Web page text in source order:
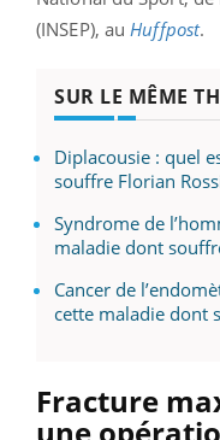
(INSEP), au Huffpost.
SUR LE MÊME
Diplacousie : quel
souffre Florian
Syndrome de
maladie dont
Cancer de
cette maladie dont
Fracture
une